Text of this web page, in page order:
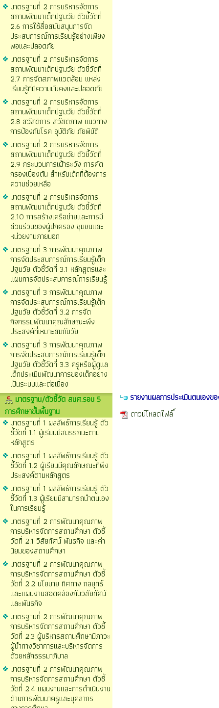
มาตรฐานที่ 2 การบริหารจัดการ
สถานพัฒนาเด็กปฐมวัย ตัวชี้วัดที่
2.6 การใช้สื่อสนับสนุนการจัด
ประสบการณ์การเรียนรู้อย่างเพียง
พอและปลอดภัย
มาตรฐานที่ 2 การบริหารจัดการ
สถานพัฒนาเด็กปฐมวัย ตัวชี้วัดที่
2.7 การจัดสภาพแวดล้อม แหล่ง
เรียนรู้ที่มีความมั่นคงและปลอดภัย
มาตรฐานที่ 2 การบริหารจัดการ
สถานพัฒนาเด็กปฐมวัย ตัวชี้วัดที่
2.8 สวัสดิการ สวัสดิภาพ แนวทาง
การป้องกันโรค อุบัติภัย ภัยพิบัติ
มาตรฐานที่ 2 การบริหารจัดการ
สถานพัฒนาเด็กปฐมวัย ตัวชี้วัดที่
2.9 กระบวนการเฝ้าระวัง การคัด
กรองเบื้องตัน สำหรับเด็กที่ต้องการ
ความช่วยเหลือ
มาตรฐานที่ 2 การบริหารจัดการ
สถานพัฒนาเด็กปฐมวัย ตัวชี้วัดที่
2.10 การสร้างเครือข่ายและการมี
ส่วนร่วมของผู้ปกครอง ชุมชนและ
หน่วยงานภายนอก
มาตรฐานที่ 3 การพัฒนาคุณภาพ
การจัดประสบการณ์การเรียนรู้เด็ก
ปฐมวัย ตัวชี้วัดที่ 3.1 หลักสูตรและ
แผนการจัดประสบการณ์การเรียนรู้
มาตรฐานที่ 3 การพัฒนาคุณภาพ
การจัดประสบการณ์การเรียนรู้เด็ก
ปฐมวัย ตัวชี้วัดที่ 3.2 การจัด
กิจกรรมพัฒนาคุณลักษณะพึง
ประสงค์ที่เหมาะสมกับวัย
มาตรฐานที่ 3 การพัฒนาคุณภาพ
การจัดประสบการณ์การเรียนรู้เด็ก
ปฐมวัย ตัวชี้วัดที่ 3.3 ครูหรือผู้ดูแล
เด็กประเมินพัฒนาการของเด็กอย่าง
เป็นระบบและต่อเนื่อง
มาตรฐาน/ตัวชี้วัด สมศ.รอบ 5
การศึกษาขั้นพื้นฐาน
มาตรฐานที่ 1 ผลลัพธ์การเรียนรู้ ตัว
ชี้วัดที่ 1.1 ผู้เรียนมีสมรรถนะตาม
หลักสูตร
มาตรฐานที่ 1 ผลลัพธ์การเรียนรู้ ตัว
ชี้วัดที่ 1.2 ผู้เรียนมีคุณลักษณะที่พึง
ประสงค์ตามหลักสูตร
มาตรฐานที่ 1 ผลลัพธ์การเรียนรู้ ตัว
ชี้วัดที่ 1.3 ผู้เรียนมีสามารถนำตนเอง
ในการเรียนรู้
มาตรฐานที่ 2 การพัฒนาคุณภาพ
การบริหารจัดการสถานศึกษา ตัวชี้
วัดที่ 2.1 วิสัยทัศน์ พันธกิจ และค่า
นิยมของสถานศึกษา
มาตรฐานที่ 2 การพัฒนาคุณภาพ
การบริหารจัดการสถานศึกษา ตัวชี้
วัดที่ 2.2 นโยบาย ทิศทาง กลยุทธ์
และแผนงานสอดคล้องกับวิสัยทัศน์
และพันธกิจ
มาตรฐานที่ 2 การพัฒนาคุณภาพ
การบริหารจัดการสถานศึกษา ตัวชี้
วัดที่ 2.3 ผู้บริหารสถานศึกษามีภาวะ
ผู้นำทางวิชาการและบริหารจัดการ
ด้วยหลักธรรมาภิบาล
มาตรฐานที่ 2 การพัฒนาคุณภาพ
การบริหารจัดการสถานศึกษา ตัวชี้
วัดที่ 2.4 แผนงานและการดำเนินงาน
ด้านการพัฒนาครูและบุคลากร
รายงานผลการประเมินตนเอง
ดาวน์โหลดไฟล์